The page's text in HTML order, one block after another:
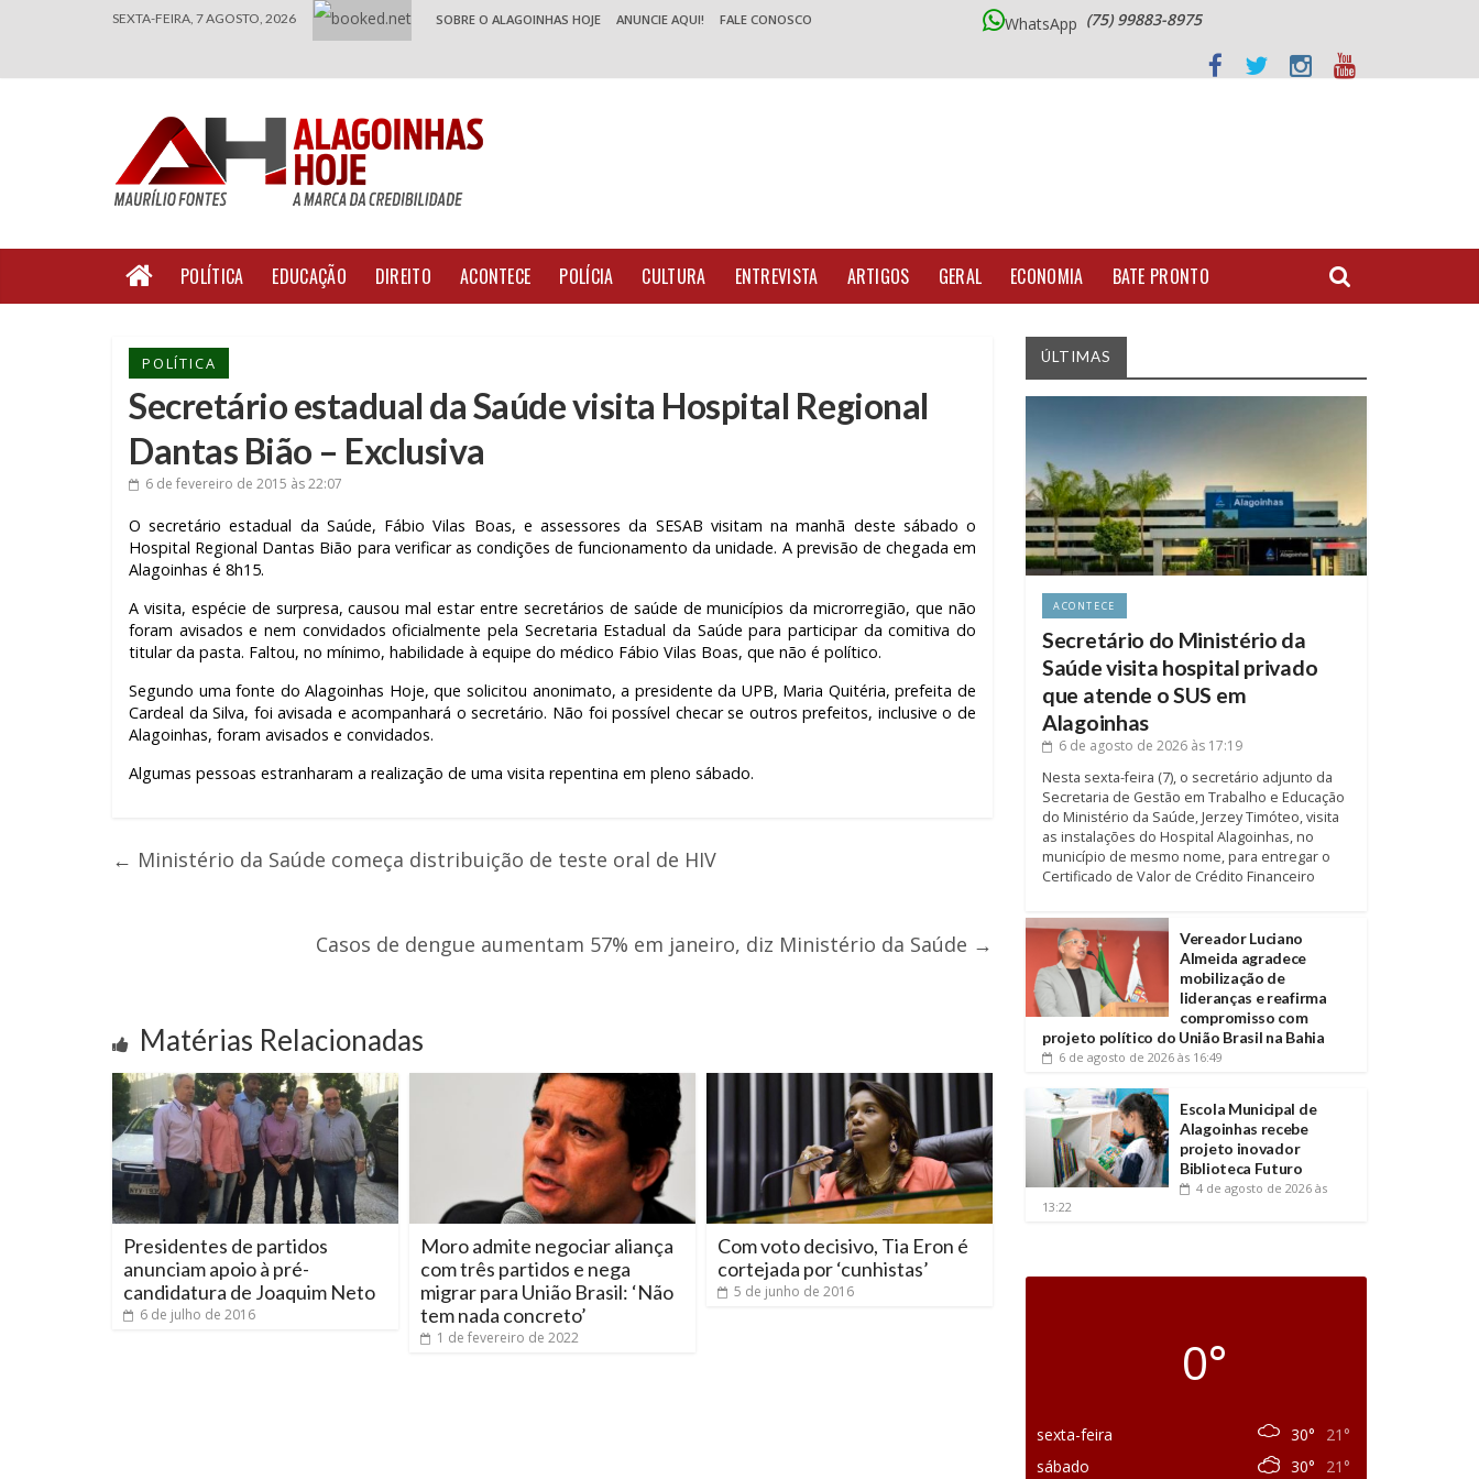
SEXTA-FEIRA, 7 AGOSTO, 2026 SOBRE O ALAGOINHAS HOJE ANUNCIE AQUI! FALE CONOSCO WhatsApp (75) 99883-8975
POLÍTICA EDUCAÇÃO DIREITO ACONTECE POLÍCIA CULTURA ENTREVISTA ARTIGOS GERAL ECONOMIA BATE PRONTO
POLÍTICA
Secretário estadual da Saúde visita Hospital Regional
Dantas Bião – Exclusiva
6 de fevereiro de 2015 às 22:07
O secretário estadual da Saúde, Fábio Vilas Boas, e assessores da SESAB visitam na manhã deste sábado o
Hospital Regional Dantas Bião para verificar as condições de funcionamento da unidade. A previsão de chegada em
Alagoinhas é 8h15.
A visita, espécie de surpresa, causou mal estar entre secretários de saúde de municípios da microrregião, que não
foram avisados e nem convidados oficialmente pela Secretaria Estadual da Saúde para participar da comitiva do
titular da pasta. Faltou, no mínimo, habilidade à equipe do médico Fábio Vilas Boas, que não é político.
Segundo uma fonte do Alagoinhas Hoje, que solicitou anonimato, a presidente da UPB, Maria Quitéria, prefeita de
Cardeal da Silva, foi avisada e acompanhará o secretário. Não foi possível checar se outros prefeitos, inclusive o de
Alagoinhas, foram avisados e convidados.
Algumas pessoas estranharam a realização de uma visita repentina em pleno sábado.
← Ministério da Saúde começa distribuição de teste oral de HIV
Casos de dengue aumentam 57% em janeiro, diz Ministério da Saúde →
Matérias Relacionadas
Presidentes de partidos
anunciam apoio à pré-
candidatura de Joaquim Neto
6 de julho de 2016
Moro admite negociar aliança
com três partidos e nega
migrar para União Brasil: ‘Não
tem nada concreto’
1 de fevereiro de 2022
Com voto decisivo, Tia Eron é
cortejada por ‘cunhistas’
5 de junho de 2016
ÚLTIMAS
ACONTECE
Secretário do Ministério da
Saúde visita hospital privado
que atende o SUS em
Alagoinhas
6 de agosto de 2026 às 17:19
Nesta sexta-feira (7), o secretário adjunto da
Secretaria de Gestão em Trabalho e Educação
do Ministério da Saúde, Jerzey Timóteo, visita
as instalações do Hospital Alagoinhas, no
município de mesmo nome, para entregar o
Certificado de Valor de Crédito Financeiro
Vereador Luciano
Almeida agradece
mobilização de
lideranças e reafirma
compromisso com
projeto político do União Brasil na Bahia
6 de agosto de 2026 às 16:49
Escola Municipal de
Alagoinhas recebe
projeto inovador
Biblioteca Futuro
4 de agosto de 2026 às
13:22
0°
sexta-feira 30°
21°
sábado
30° 21°